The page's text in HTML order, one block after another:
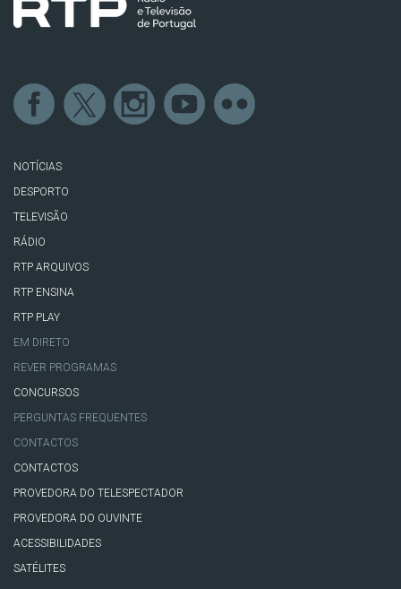
NOTÍCIAS
DESPORTO
TELEVISÃO
RÁDIO
RTP ARQUIVOS
RTP ENSINA
RTP PLAY
EM DIRETO
REVER PROGRAMAS
CONCURSOS
PERGUNTAS FREQUENTES
CONTACTOS
CONTACTOS
PROVEDORA DO TELESPECTADOR
PROVEDORA DO OUVINTE
ACESSIBILIDADES
SATÉLITES